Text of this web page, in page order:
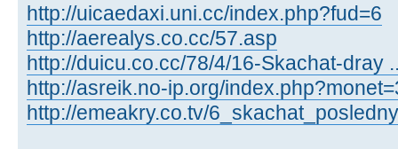
http://uicaedaxi.uni.cc/index.php?fud=6
http://aerealys.co.cc/57.asp
http://duicu.co.cc/78/4/16-Skachat-dray
http://asreik.no-ip.org/
http://emeakry.co.tv/